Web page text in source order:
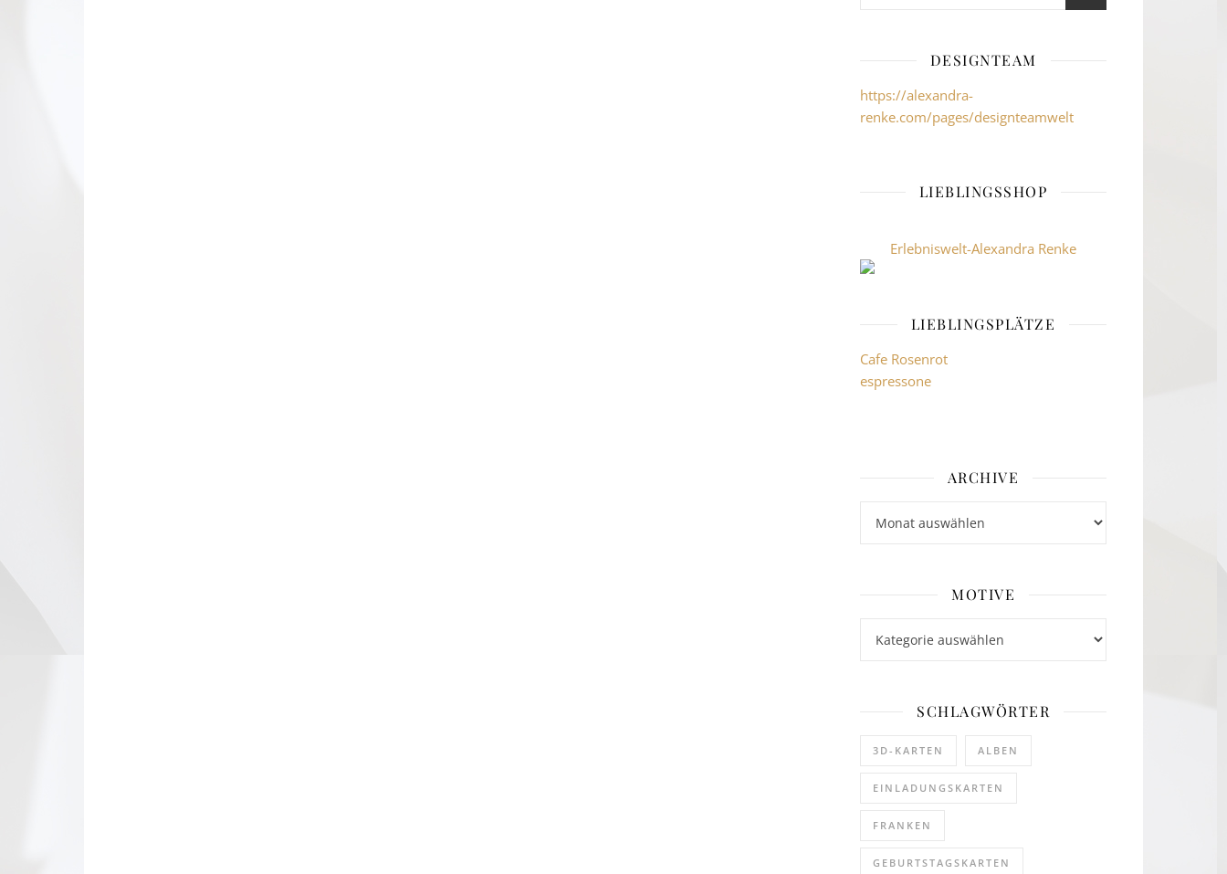
DESIGNTEAM
https://alexandra-
renke.com/pages/designteamwelt
LIEBLINGSSHOP
Erlebniswelt-Alexandra Renke
LIEBLINGSPLÄTZE
Cafe Rosenrot
espressone
ARCHIVE
MOTIVE
SCHLAGWÖRTER
3D-KARTEN ALBEN
EINLADUNGSKARTEN
FRANKEN
GEBURTSTAGSKARTEN